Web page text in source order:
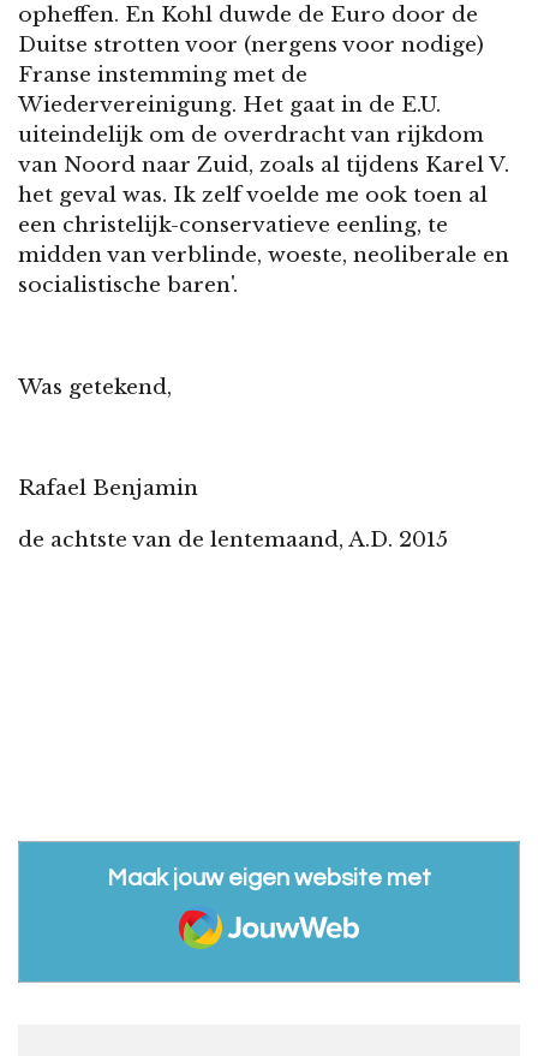
opheffen. En Kohl duwde de Euro door de
Duitse strotten voor (nergens voor nodige)
Franse instemming met de
Wiedervereinigung. Het gaat in de E.U.
uiteindelijk om de overdracht van rijkdom
van Noord naar Zuid, zoals al tijdens Karel V.
het geval was. Ik zelf voelde me ook toen al
een christelijk-conservatieve eenling, te
midden van verblinde, woeste, neoliberale en
socialistische baren'.
Was getekend,
Rafael Benjamin
de achtste van de lentemaand, A.D. 2015
Maak jouw eigen website met
JouwWeb